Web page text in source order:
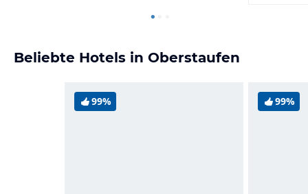
Beliebte Hotels in Oberstaufen
99% 99%